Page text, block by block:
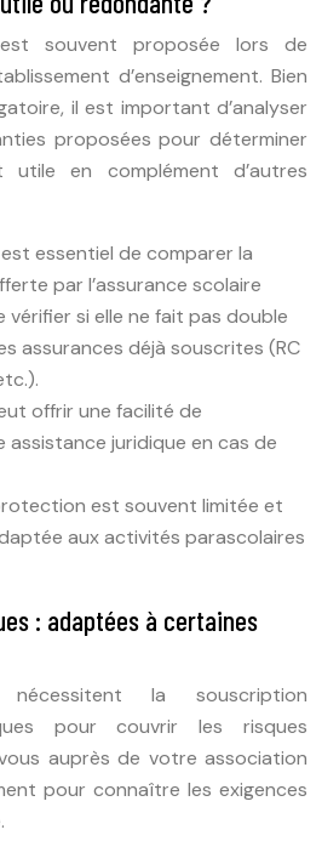
est souvent proposée lors de
d’enseignement. Bien
il est important d’analyser
proposées pour déterminer
en complément d’autres
est essentiel de comparer la
par l’assurance scolaire
vérifier si elle ne fait pas double
assurances déjà souscrites (RC
offrir une facilité de
juridique en cas de
est souvent limitée et
aux activités parascolaires
: adaptées à certaines
la souscription
pour couvrir les risques
auprès de votre association
pour connaître les exigences